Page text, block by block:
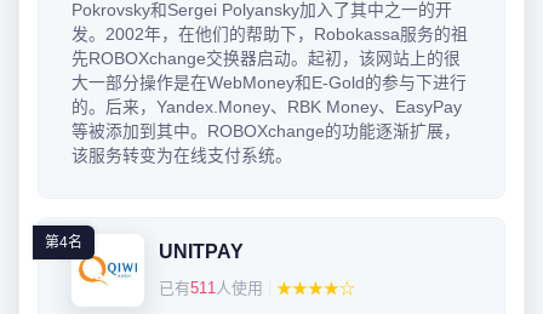
Pokrovsky和Sergei Polyansky加入了其中之一的开
发。2002年，在他们的帮助下，Robokassa服务的祖
先ROBOXchange交换器启动。起初，该网站上的很
大一部分操作是在WebMoney和E-Gold的参与下进行
的。后来，Yandex.Money、RBK Money、EasyPay
等被添加到其中。ROBOXchange的功能逐渐扩展，
该服务转变为在线支付系统。
第4名 UNITPAY
已有511人使用 ★★★★☆